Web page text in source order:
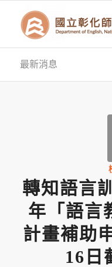
最新消息
轉知語言
年「語言
計畫補助
16日